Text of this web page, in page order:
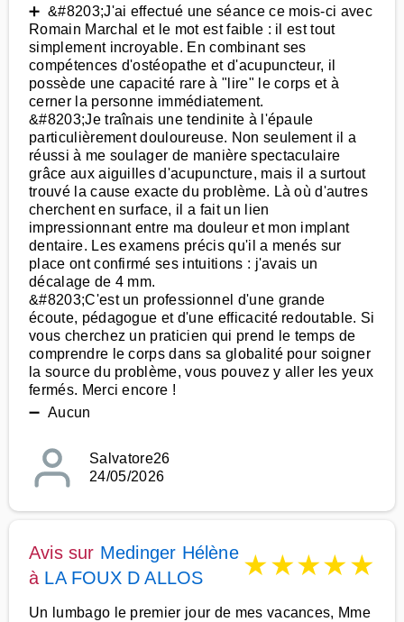
➕ &#8203;J'ai effectué une séance ce mois-ci avec
Romain Marchal et le mot est faible : il est tout
simplement incroyable. En combinant ses
compétences d'ostéopathe et d'acupuncteur, il
possède une capacité rare à "lire" le corps et à
cerner la personne immédiatement.
&#8203;Je traînais une tendinite à l'épaule
particulièrement douloureuse. Non seulement il a
réussi à me soulager de manière spectaculaire
grâce aux aiguilles d'acupuncture, mais il a surtout
trouvé la cause exacte du problème. Là où d'autres
cherchent en surface, il a fait un lien
impressionnant entre ma douleur et mon implant
dentaire. Les examens précis qu'il a menés sur
place ont confirmé ses intuitions : j'avais un
décalage de 4 mm.
&#8203;C'est un professionnel d'une grande
écoute, pédagogue et d'une efficacité redoutable. Si
vous cherchez un praticien qui prend le temps de
comprendre le corps dans sa globalité pour soigner
la source du problème, vous pouvez y aller les yeux
fermés. Merci encore !
➖ Aucun
Salvatore26
24/05/2026
Avis sur Medinger Hélène
à LA FOUX D ALLOS ★★★★★
Un lumbago le premier jour de mes vacances, Mme